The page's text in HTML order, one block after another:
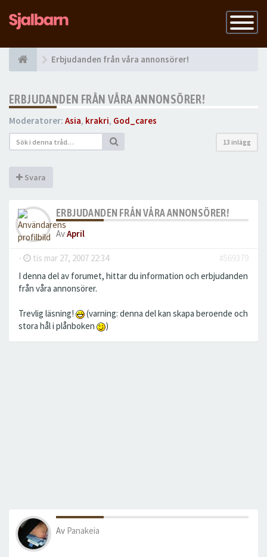
Slå
på
Erbjudanden från våra annonsörer!
ERBJUDANDEN FRÅN VÅRA ANNONSÖRER!
Moderatorer: Asia, krakri, God_cares
13 inlägg
Svara
ERBJUDANDEN FRÅN VÅRA ANNONSÖRER!
AvApril
- tis mar 27, 2007 22:34
#569379
I denna del av forumet, hittar du information och erbjudanden
från våra annonsörer.
Trevlig läsning!
(varning: denna del kan skapa beroende och
stora hål i plånboken
)
Av Panakeia